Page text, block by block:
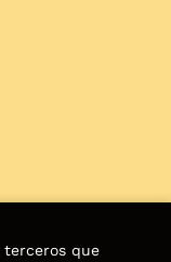
terceros que